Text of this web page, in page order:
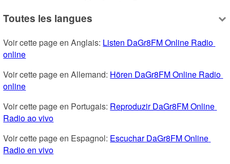
Toutes les langues
Voir cette page en Anglais: Listen DaGr8FM Online Radio
online
Voir cette page en Allemand: Hören DaGr8FM Online Radio
online
Voir cette page en Portugais: Reproduzir DaGr8FM Online
Radio ao vivo
Voir cette page en Espagnol: Escuchar DaGr8FM Online
Radio en vivo